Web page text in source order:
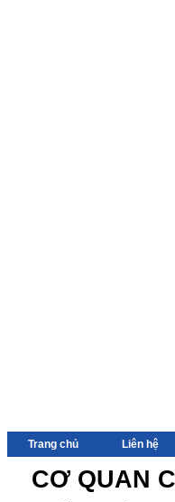
Trang chủ Liên hệ
CƠ QUAN